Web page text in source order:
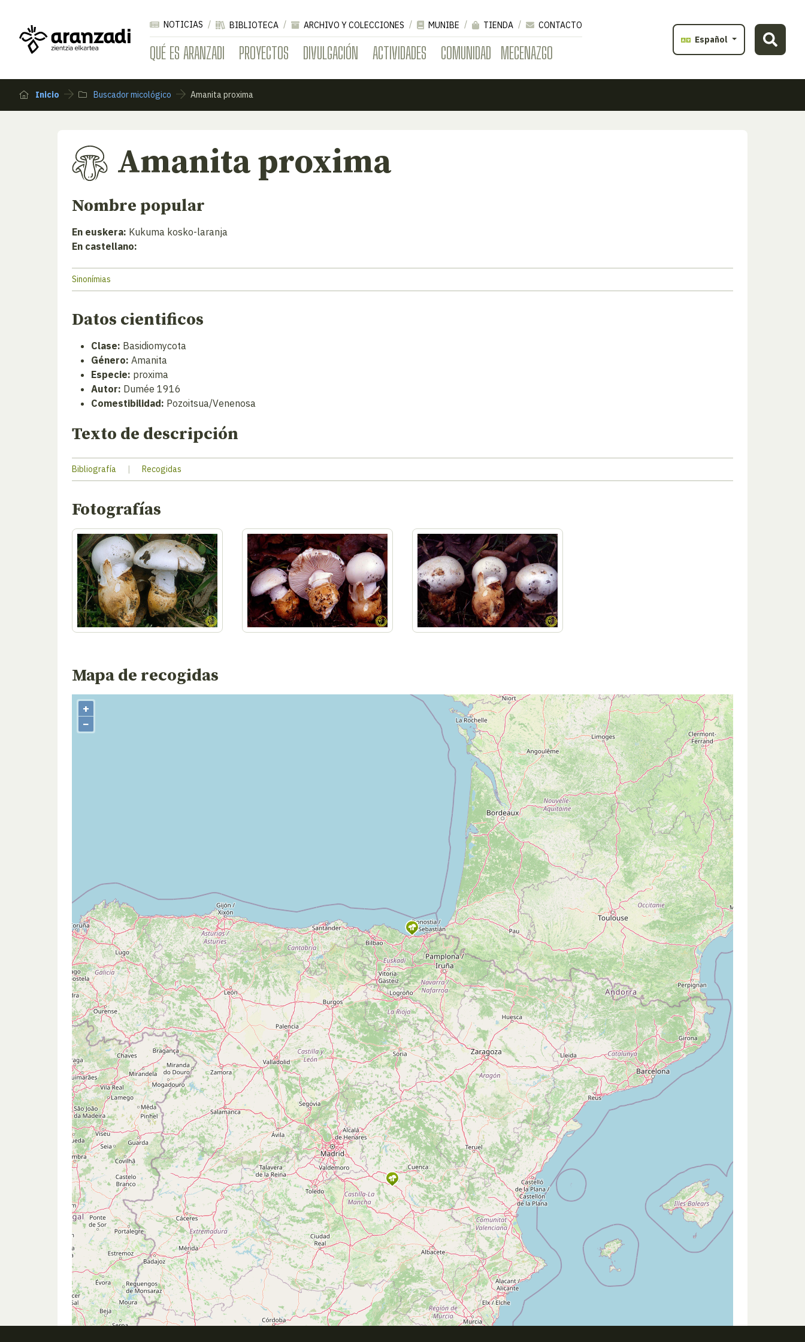
QUÉ ES ARANZADI PROYECTOS DIVULGACIÓN ACTIVIDADES COMUNIDAD MECENAZGO
NOTICIAS BIBLIOTECA ARCHIVO Y COLECCIONES MUNIBE TIENDA
CONTACTO
Español
Inicio Buscador micológico Amanita proxima
Amanita proxima
Nombre popular
En euskera: Kukuma kosko-laranja
En castellano:
Sinonímias
Datos cientificos
Clase: Basidiomycota
Género: Amanita
Especie: proxima
Autor: Dumée 1916
Comestibilidad: Pozoitsua/Venenosa
Texto de descripción
Bibliografía | Recogidas
Fotografías
Mapa de recogidas
+
−